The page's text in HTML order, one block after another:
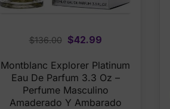
$136.00
Original
was:
$136.00.
$42.99Current
is:
$42.99.
Montblanc Explorer Platinum
Eau De Parfum 3.3 Oz –
Perfume Masculino
Amaderado Y Ambarado